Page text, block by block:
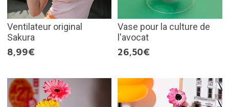
Ventilateur original
Sakura
8,99€
Vase pour la culture de
l'avocat
26,50€